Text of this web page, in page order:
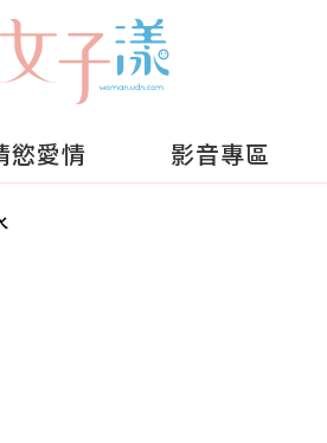
慾愛情 影音專區